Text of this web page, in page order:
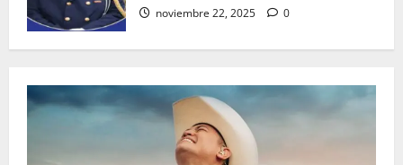
noviembre 22, 2025 0